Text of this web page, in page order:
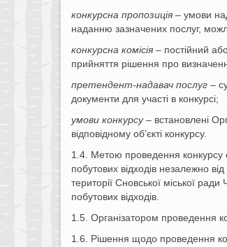
конкурсна пропозиція– умови
наданню зазначених послуг,
конкурсна комісія – постійний
прийняття рішення про
претендент-надавач послуг –
документи для участі в конкурсі;
умови конкурсу– встановлені
відповідному об’єкті конкурсу.
1.4. Метою проведення конкурсу
побутових відходів незалежно
території Сновської міської
побутових відходів.
1.5. Організатором проведення
1.6. Рішення щодо проведення